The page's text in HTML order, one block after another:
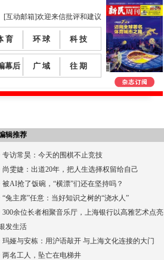
[互动邮箱]欢迎来信批评和建议
育 环 球 科 技
幕后 广 域 往 期
辑推荐
专访常昊：今天的围棋不止竞技
尚雯婕：出道20年，把人生选择权留给自己
被AI抢了饭碗，“横漂”们还在坚持吗？
“兔主席”任意：当好知识之树的“浇水人”
300余位长者相聚音乐厅，上海银行以高雅艺术点亮
发生活
玛娅与安栋：用沪语敲开 与上海文化连接的大门
两名工人，坠亡在电梯井